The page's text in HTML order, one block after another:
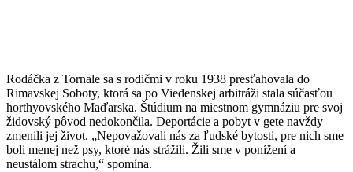
Rodáčka z Tornale sa s rodičmi v roku 1938 presťahovala do
Rimavskej Soboty, ktorá sa po Viedenskej arbitráži stala súčasťou
horthyovského Maďarska. Štúdium na miestnom gymnáziu pre svoj
židovský pôvod nedokončila. Deportácie a pobyt v gete navždy
zmenili jej život. „Nepovažovali nás za ľudské bytosti, pre nich sme
boli menej než psy, ktoré nás strážili. Žili sme v ponížení a
neustálom strachu,“ spomína.